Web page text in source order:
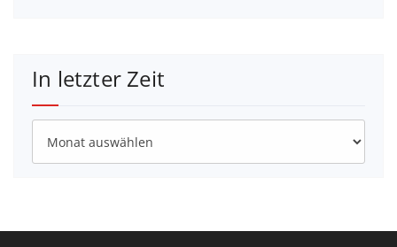
In letzter Zeit
letzter
Zeit